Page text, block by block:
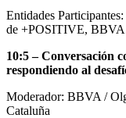
Entidades
de +POSITIVE,
10:5 – Conversación
respondiendo al
Moderador: BBVA /
Cataluña